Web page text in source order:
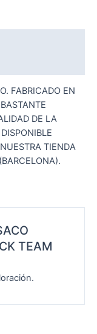
FABRICADO EN
DE LA
TIENDA
TEAM